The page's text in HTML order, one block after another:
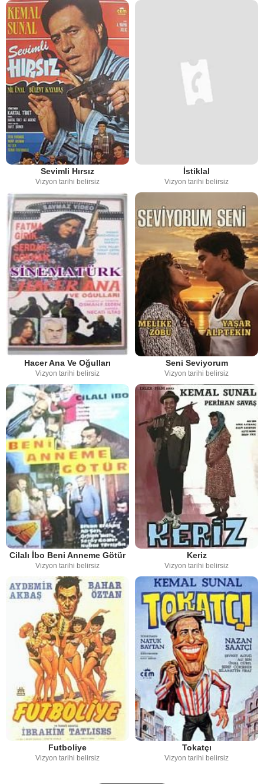
Sevimli Hırsız
Vizyon tarihi belirsiz
İstiklal
Vizyon tarihi belirsiz
Hacer Ana Ve Oğulları
Vizyon tarihi belirsiz
Seni Seviyorum
Vizyon tarihi belirsiz
Cilalı İbo Beni Anneme Götür
Vizyon tarihi belirsiz
Keriz
Vizyon tarihi belirsiz
Futboliye
Vizyon tarihi belirsiz
Tokatçı
Vizyon tarihi belirsiz